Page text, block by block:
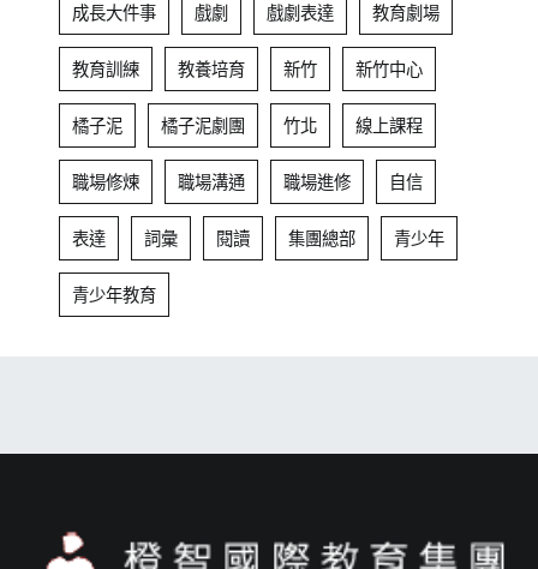
成長大件事 戲劇 戲劇表達 教育劇場
教育訓練 教養培育 新竹 新竹中心
橘子泥 橘子泥劇團 竹北 線上課程
職場修煉 職場溝通 職場進修 自信
表達 詞彙 閱讀 集團總部 青少年
青少年教育